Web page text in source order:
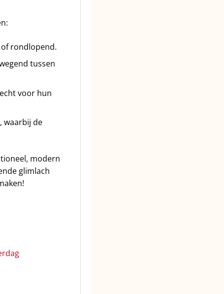
of rondlopend.
tussen
voor hun
waarbij de
modern
glimlach